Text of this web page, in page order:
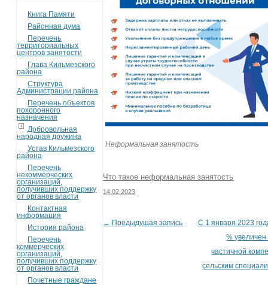
Книга Памяти
Районная дума
Перечень
территориальных
центров занятости
Глава Кильмезского
района
Структура
Администрации района
Перечень объектов
похоронного
назначения
Добровольная
народная дружина
Устав Кильмезского
района
Перечень
некоммерческих
организаций,
получивших поддержку
от органов власти
Контактная
информация
История района
Перечень
коммерческих
организаций,
получивших поддержку
от органов власти
Почетные граждане
Неформальная занятость
Что такое неформальная занятость
14.02.2023
Post navigation
← Предыдущая запись
С 1 января 2023
%
частичной
сельским